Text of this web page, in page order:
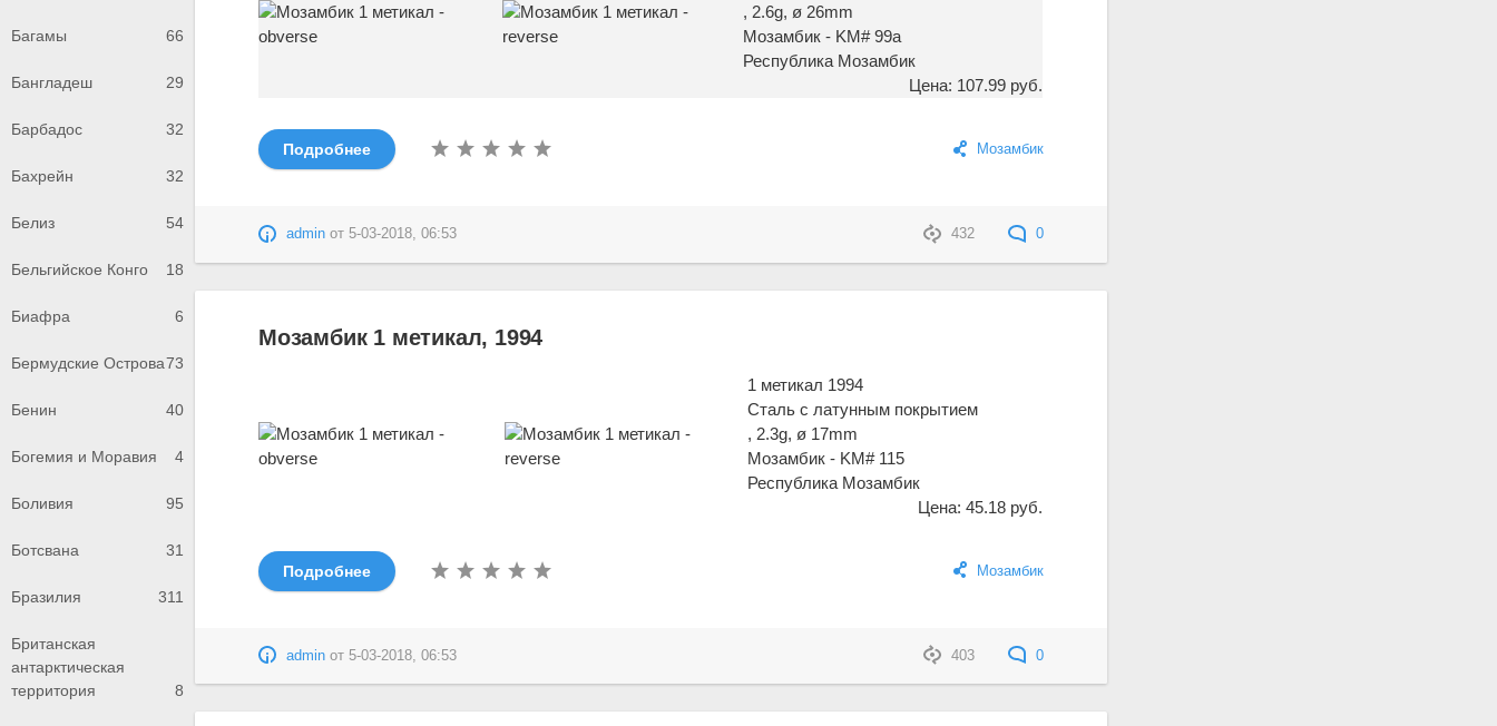
Багамы 66
Бангладеш 29
Барбадос 32
Бахрейн 32
Белиз 54
Бельгийское Конго 18
Биафра 6
Бермудские Острова73
Бенин 40
Богемия и Моравия 4
Боливия 95
Ботсвана 31
Бразилия 311
Британская
антарктическая
территория
8
, 2.6g, ø 26mm
Мозамбик - KM# 99a
Республика Мозамбик
Цена: 107.99 руб.
Мозамбик
Подробнее
432 0
admin от5-03-2018, 06:53
Мозамбик 1 метикал, 1994
1 метикал 1994
Сталь с латунным покрытием
, 2.3g, ø 17mm
Мозамбик - KM# 115
Республика Мозамбик
Цена: 45.18 руб.
Мозамбик
Подробнее
403 0
admin от5-03-2018, 06:53